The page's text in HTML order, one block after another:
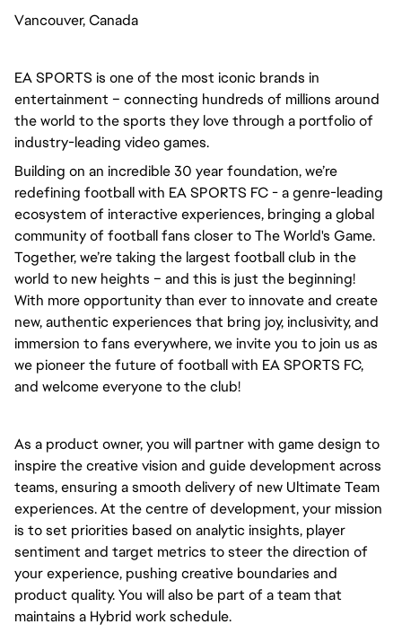
Vancouver, Canada
EA SPORTS is one of the most iconic brands in
entertainment – connecting hundreds of millions around
the world to the sports they love through a portfolio of
industry-leading video games.
Building on an incredible 30 year foundation, we’re
redefining football with EA SPORTS FC - a genre-leading
ecosystem of interactive experiences, bringing a global
community of football fans closer to The World's Game.
Together, we’re taking the largest football club in the
world to new heights – and this is just the beginning!
With more opportunity than ever to innovate and create
new, authentic experiences that bring joy, inclusivity, and
immersion to fans everywhere, we invite you to join us as
we pioneer the future of football with EA SPORTS FC,
and welcome everyone to the club!
As a product owner, you will partner with game design to
inspire the creative vision and guide development across
teams, ensuring a smooth delivery of new Ultimate Team
experiences. At the centre of development, your mission
is to set priorities based on analytic insights, player
sentiment and target metrics to steer the direction of
your experience, pushing creative boundaries and
product quality. You will also be part of a team that
maintains a Hybrid work schedule.